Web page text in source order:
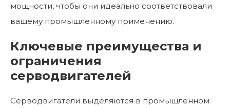
мощности, чтобы они идеально соответствовали
вашему промышленному применению.
Ключевые преимущества и
ограничения
серводвигателей
Серводвигатели выделяются в промышленном